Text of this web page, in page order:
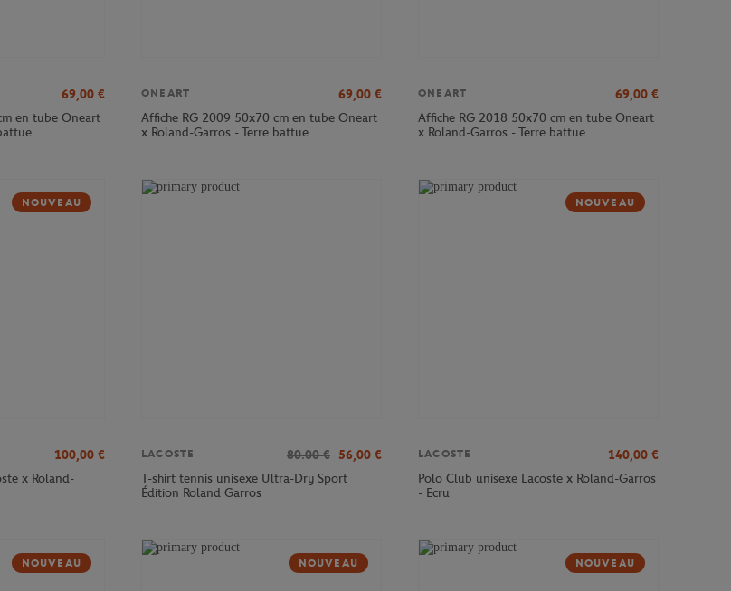
69,00 €
en tube Oneart
ONEART 69,00 €
Affiche RG 2009 50x70 cm en tube Oneart
x Roland-Garros - Terre battue
ONEART 69,00 €
Affiche RG 2018 50x70 cm en tube Oneart
x Roland-Garros - Terre battue
NOUVEAU
100,00 €
x Roland-
LACOSTE 80.00 € 56,00 €
T-shirt tennis unisexe Ultra-Dry Sport
Édition Roland Garros
NOUVEAU
LACOSTE 140,00 €
Polo Club unisexe Lacoste x Roland-Garros
- Ecru
NOUVEAU NOUVEAU NOUVEAU